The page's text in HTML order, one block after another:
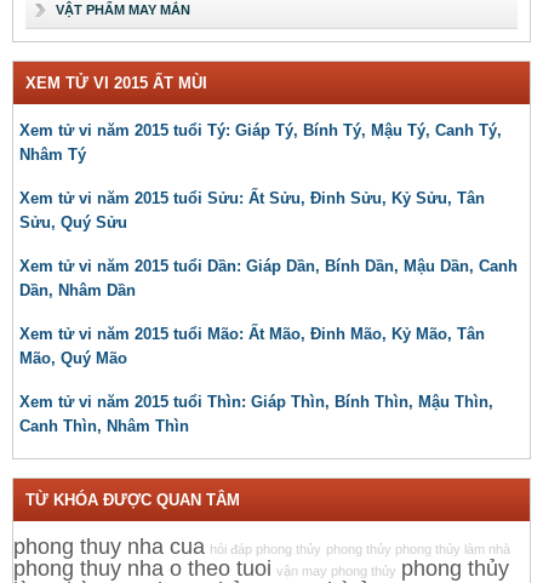
VẬT PHẨM MAY MẮN
XEM TỬ VI 2015 ẤT MÙI
Xem tử vi năm 2015 tuổi Tý: Giáp Tý, Bính Tý, Mậu Tý, Canh Tý,
Nhâm Tý
Xem tử vi năm 2015 tuổi Sửu: Ất Sửu, Đinh Sửu, Kỷ Sửu, Tân
Sửu, Quý Sửu
Xem tử vi năm 2015 tuổi Dần: Giáp Dần, Bính Dần, Mậu Dần, Canh
Dần, Nhâm Dần
Xem tử vi năm 2015 tuổi Mão: Ất Mão, Đinh Mão, Kỷ Mão, Tân
Mão, Quý Mão
Xem tử vi năm 2015 tuổi Thìn: Giáp Thìn, Bính Thìn, Mậu Thìn,
Canh Thìn, Nhâm Thìn
TỪ KHÓA ĐƯỢC QUAN TÂM
phong thuy nha cua hỏi đáp phong thủy phong thủy phong thủy làm nhà
phong thuy nha o theo tuoi vận may phong thủy phong thủy